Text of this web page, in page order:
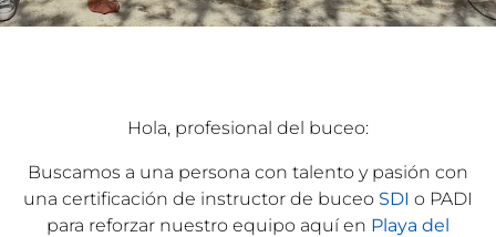
Hola, profesional del buceo:
Buscamos a una persona con talento y pasión con
una certificación de instructor de buceo SDI o PADI
para reforzar nuestro equipo aquí en Playa del